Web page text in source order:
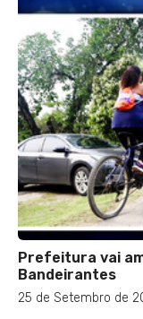
Prefeitura vai
Bandeirantes
25 de Setembro de